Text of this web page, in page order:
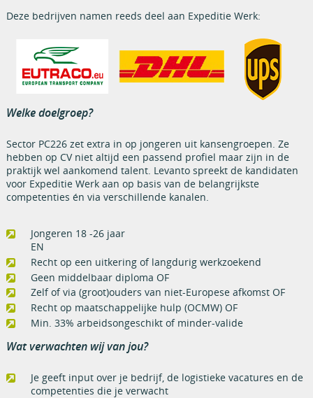
Deze bedrijven namen reeds deel aan Expeditie Werk:
Welke doelgroep?
Sector PC226 zet extra in op jongeren uit kansengroepen. Ze
hebben op CV niet altijd een passend profiel maar zijn in de
praktijk wel aankomend talent. Levanto spreekt de kandidaten
voor Expeditie Werk aan op basis van de belangrijkste
competenties én via verschillende kanalen.
Jongeren 18 -26 jaar
EN
Recht op een uitkering of langdurig werkzoekend
Geen middelbaar diploma OF
Zelf of via (groot)ouders van niet-Europese afkomst OF
Recht op maatschappelijke hulp (OCMW) OF
Min. 33% arbeidsongeschikt of minder-valide
Wat verwachten wij van jou?
Je geeft input over je bedrijf, de logistieke vacatures en de
competenties die je verwacht